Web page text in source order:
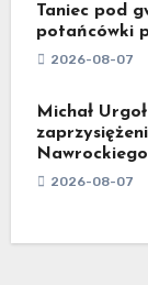
Taniec pod
potańcówki
2026-08-07
Michał
Nawrockiego
2026-08-07